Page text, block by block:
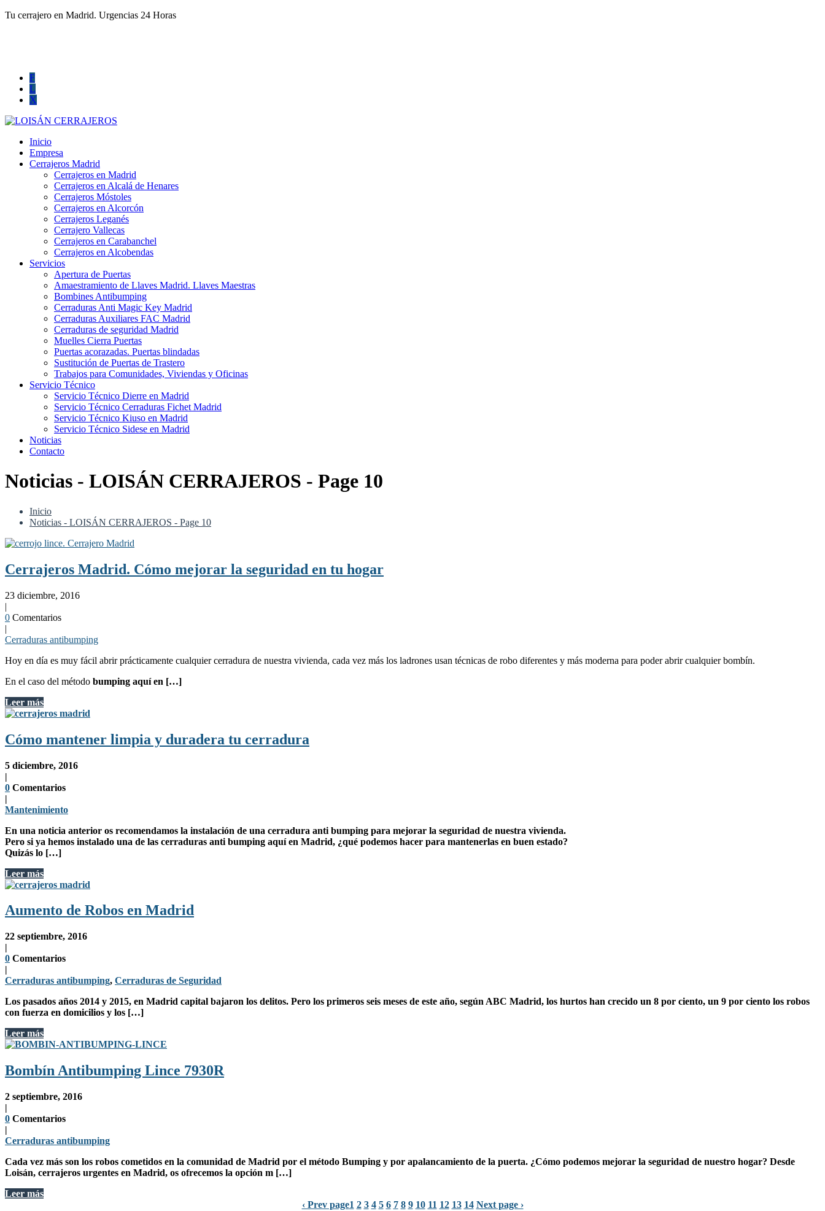
Tu cerrajero en Madrid. Urgencias 24 Horas
F
L
X
Inicio
Empresa
Cerrajeros Madrid
Cerrajeros en Madrid
Cerrajeros en Alcalá de Henares
Cerrajeros Móstoles
Cerrajeros en Alcorcón
Cerrajeros Leganés
Cerrajero Vallecas
Cerrajeros en Carabanchel
Cerrajeros en Alcobendas
Servicios
Apertura de Puertas
Amaestramiento de Llaves Madrid. Llaves Maestras
Bombines Antibumping
Cerraduras Anti Magic Key Madrid
Cerraduras Auxiliares FAC Madrid
Cerraduras de seguridad Madrid
Muelles Cierra Puertas
Puertas acorazadas. Puertas blindadas
Sustitución de Puertas de Trastero
Trabajos para Comunidades, Viviendas y Oficinas
Servicio Técnico
Servicio Técnico Dierre en Madrid
Servicio Técnico Cerraduras Fichet Madrid
Servicio Técnico Kiuso en Madrid
Servicio Técnico Sidese en Madrid
Noticias
Contacto
Noticias - LOISÁN CERRAJEROS - Page 10
Inicio
Noticias - LOISÁN CERRAJEROS - Page 10
Cerrajeros Madrid. Cómo mejorar la seguridad en tu hogar
23 diciembre, 2016
|
0 Comentarios
|
Cerraduras antibumping
Hoy en día es muy fácil abrir prácticamente cualquier cerradura de nuestra vivienda, cada vez más los ladrones usan técnicas de robo diferentes y más moderna para poder abrir cualquier bombín.
En el caso del método bumping aquí en […]
Leer más
Cómo mantener limpia y duradera tu cerradura
5 diciembre, 2016
|
0 Comentarios
|
Mantenimiento
En una noticia anterior os recomendamos la instalación de una cerradura anti bumping para mejorar la seguridad de nuestra vivienda.
Pero si ya hemos instalado una de las cerraduras anti bumping aquí en Madrid, ¿qué podemos hacer para mantenerlas en buen estado?
Quizás lo […]
Leer más
Aumento de Robos en Madrid
22 septiembre, 2016
|
0 Comentarios
|
Cerraduras antibumping, Cerraduras de Seguridad
Los pasados años 2014 y 2015, en Madrid capital bajaron los delitos. Pero los primeros seis meses de este año, según ABC Madrid, los hurtos han crecido un 8 por ciento, un 9 por ciento los robos
con fuerza en domicilios y los […]
Leer más
Bombín Antibumping Lince 7930R
2 septiembre, 2016
|
0 Comentarios
|
Cerraduras antibumping
Cada vez más son los robos cometidos en la comunidad de Madrid por el método Bumping y por apalancamiento de la puerta. ¿Cómo podemos mejorar la seguridad de nuestro hogar? Desde
Loisán, cerrajeros urgentes en Madrid, os ofrecemos la opción m […]
Leer más
‹ Prev page1 2 3 4 5 6 7 8 9 10 11 12 13 14 Next page ›